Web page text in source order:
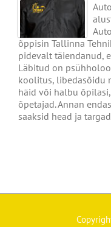
õppisin Tallinna
pidevalt täiendanud,
Läbitud on
koolitus, libedasõidu
häid või halbu
õpetajad. Annan
saaksid head ja